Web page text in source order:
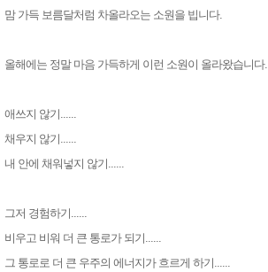
맘 가득 보름달처럼 차올라오는 소원을 빕니다.
올해에는 정말 마음 가득하게 이런 소원이 올라왔습니다.
애쓰지 않기......
채우지 않기......
내 안에 채워넣지 않기......
그저 경험하기......
비우고 비워 더 큰 통로가 되기......
그 통로로 더 큰 우주의 에너지가 흐르게 하기......